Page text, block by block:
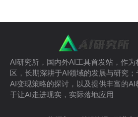
AI研究所，国内外AI工具首发站，作
区，长期深耕于AI领域的发展与研究；
AI变现策略的探讨，以及提供丰富的
于让AI走进现实，实际落地应用